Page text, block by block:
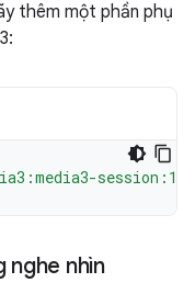
thêm một phần phụ
nghe nhìn